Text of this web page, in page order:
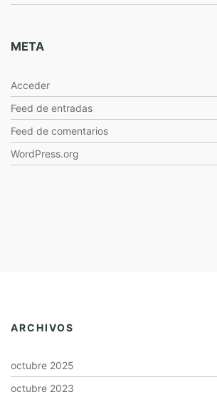
META
Acceder
Feed de entradas
Feed de comentarios
WordPress.org
ARCHIVOS
octubre 2025
octubre 2023